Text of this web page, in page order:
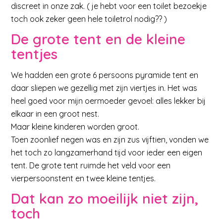
discreet in onze zak. ( je hebt voor een toilet bezoekje
toch ook zeker geen hele toiletrol nodig?? )
De grote tent en de kleine
tentjes
We hadden een grote 6 persoons pyramide tent en
daar sliepen we gezellig met zijn viertjes in. Het was
heel goed voor mijn oermoeder gevoel: alles lekker bij
elkaar in een groot nest.
Maar kleine kinderen worden groot.
Toen zoonlief negen was en zijn zus vijftien, vonden we
het toch zo langzamerhand tijd voor ieder een eigen
tent. De grote tent ruimde het veld voor een
vierpersoonstent en twee kleine tentjes.
Dat kan zo moeilijk niet zijn,
toch